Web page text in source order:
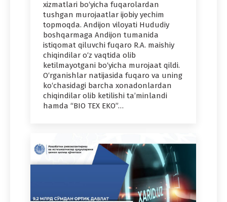
xizmatlari bo‘yicha fuqarolardan
tushgan murojaatlar ijobiy yechim
topmoqda. Andijon viloyati Hududiy
boshqarmaga Andijon tumanida
istiqomat qiluvchi fuqaro R.A. maishiy
chiqindilar o‘z vaqtida olib
ketilmayotgani bo‘yicha murojaat qildi.
O‘rganishlar natijasida fuqaro va uning
ko‘chasidagi barcha xonadonlardan
chiqindilar olib ketilishi ta’minlandi
hamda “BIO TEX EKO”…